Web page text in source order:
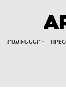
ԲԱԺԻՆՆԵՐ